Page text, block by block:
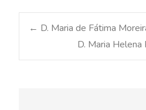
Post
← D. Maria de Fátima
D. Maria